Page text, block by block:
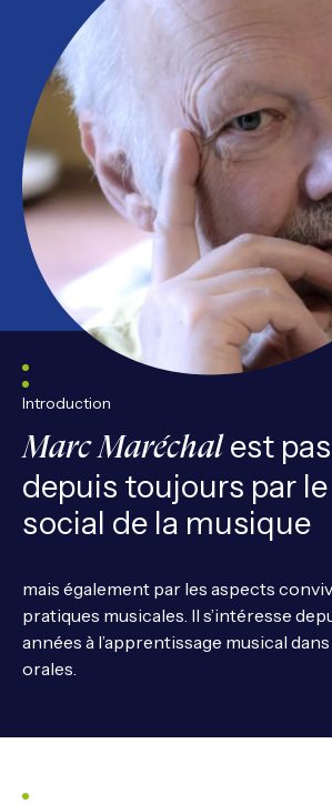
Introduction
Marc Maréchalest
depuis toujours par
social de la musique
mais également par les aspects
pratiques musicales. Il s’intéresse
années à l’apprentissage musical
orales.